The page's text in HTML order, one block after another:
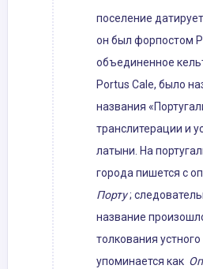
поселение
он был форпостом
объединенное
Portus Cale, было
названия
транслитерации и
латыни. На
города пишется с
Порту;
название
толкования
упоминается как